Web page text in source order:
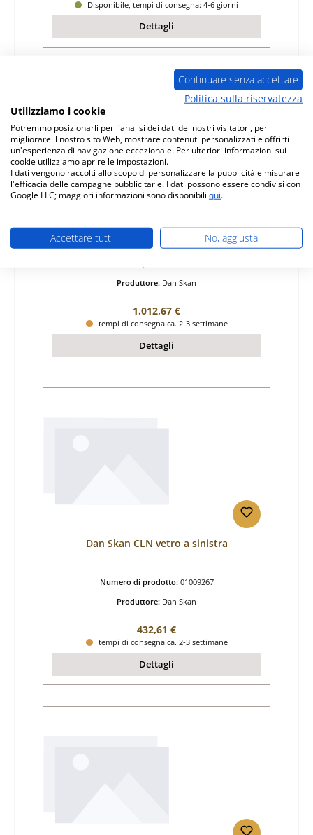
Disponibile, tempi di consegna: 4-6 giorni
Dettagli
Dan Skan CLN vetro anteriore a destra
Produttore: Dan Skan
Prezzo normale:
1.012,67 €
tempi di consegna ca. 2-3 settimane
Dettagli
Dan Skan CLN vetro a sinistra
Numero di prodotto: 01009267
Produttore: Dan Skan
Prezzo normale:
432,61 €
tempi di consegna ca. 2-3 settimane
Dettagli
Continuare senza accettare
Politica sulla riservatezza
Utilizziamo i cookie
Potremmo posizionarli per l'analisi dei dati dei nostri visitatori, per
migliorare il nostro sito Web, mostrare contenuti personalizzati e offrirti
un'esperienza di navigazione eccezionale. Per ulteriori informazioni sui
cookie utilizziamo aprire le impostazioni.
I dati vengono raccolti allo scopo di personalizzare la pubblicità e misurare
l'efficacia delle campagne pubblicitarie. I dati possono essere condivisi con
Google LLC; maggiori informazioni sono disponibili qui.
Accettare tutti No, aggiusta